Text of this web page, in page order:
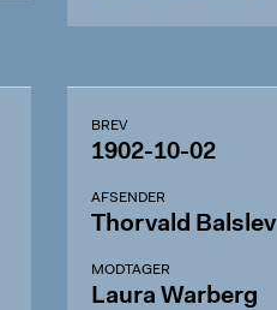
BREV
1902-10-02
AFSENDER
Thorvald Balslev
MODTAGER
Laura Warberg